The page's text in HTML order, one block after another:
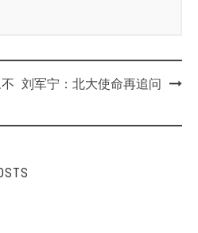
刘军宁：北大使命再追问